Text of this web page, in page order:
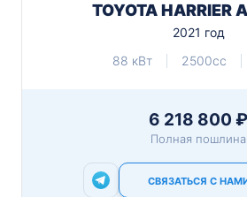
TOYOTA HARRIER
2021 год
88 кВт
2500cc
6 218 800 ₽
Полная пошлина
СВЯЗАТЬСЯ С